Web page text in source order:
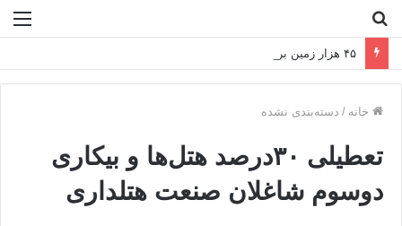
۴۵ هزار زمین برای مسکن محرومان تأمین شد
خانه / دسته‌بندی نشده
تعطیلی ۳۰درصد هتل‌ها و بیکاری
دوسوم شاغلان صنعت هتلداری